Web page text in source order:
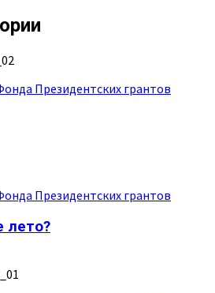
Президентских грантов
Президентских грантов
лето?